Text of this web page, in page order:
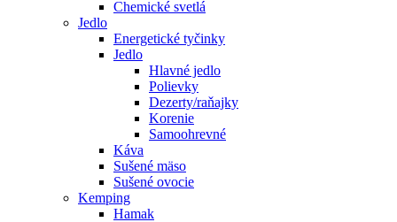
Chemické svetlá
Jedlo
Energetické tyčinky
Jedlo
Hlavné jedlo
Polievky
Dezerty/raňajky
Korenie
Samoohrevné
Káva
Sušené mäso
Sušené ovocie
Kemping
Hamak